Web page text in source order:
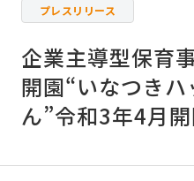
プレスリリース
企業主導型保育
開園“いなつき
ん”令和3年4月